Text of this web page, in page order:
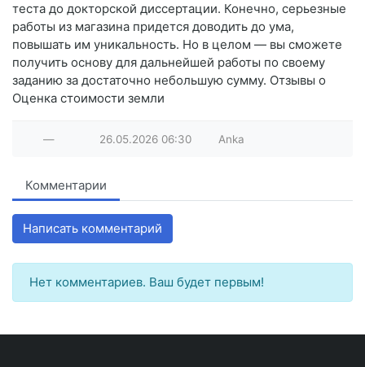
теста до докторской диссертации. Конечно, серьезные
работы из магазина придется доводить до ума,
повышать им уникальность. Но в целом — вы сможете
получить основу для дальнейшей работы по своему
заданию за достаточно небольшую сумму. Отзывы о
Оценка стоимости земли
— 26.05.2026 06:30 Anka
Комментарии
Написать комментарий
Нет комментариев. Ваш будет первым!